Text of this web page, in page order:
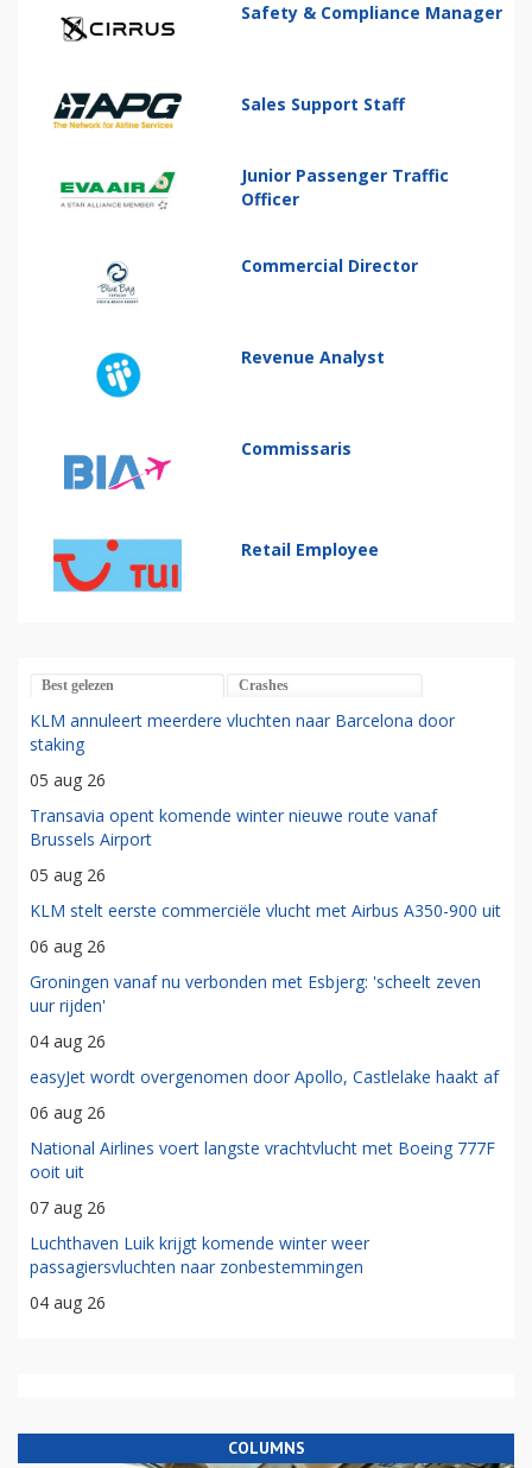
Safety & Compliance Manager
Sales Support Staff
Junior Passenger Traffic
Officer
Commercial Director
Revenue Analyst
Commissaris
Retail Employee
Best gelezen Crashes
KLM annuleert meerdere vluchten naar Barcelona door
staking
05 aug 26
Transavia opent komende winter nieuwe route vanaf
Brussels Airport
05 aug 26
KLM stelt eerste commerciële vlucht met Airbus A350-900 uit
06 aug 26
Groningen vanaf nu verbonden met Esbjerg: 'scheelt zeven
uur rijden'
04 aug 26
easyJet wordt overgenomen door Apollo, Castlelake haakt af
06 aug 26
National Airlines voert langste vrachtvlucht met Boeing 777F
ooit uit
07 aug 26
Luchthaven Luik krijgt komende winter weer
passagiersvluchten naar zonbestemmingen
04 aug 26
COLUMNS